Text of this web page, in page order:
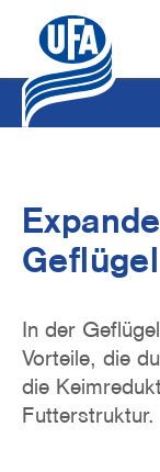
Inhalt
Geflügel
In der
Vorteile, die
die
Futterstruktur.